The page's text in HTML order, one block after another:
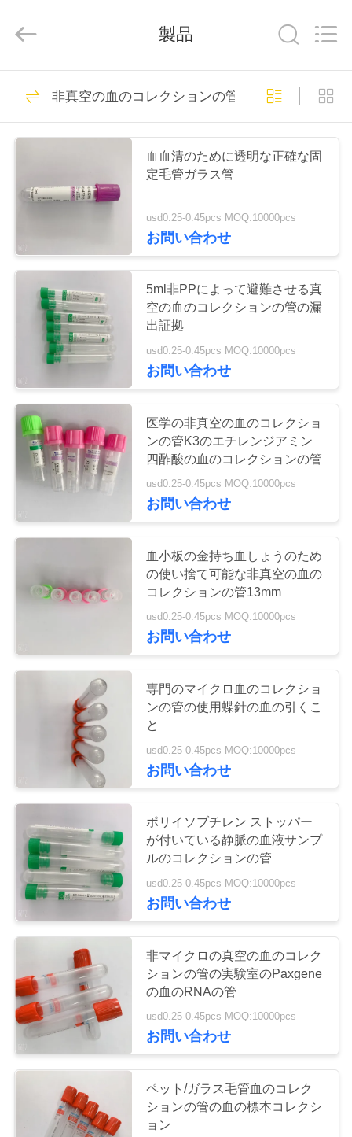
プ
ト
に
つ
て
工
に
連
し
な
さ
Hangzhou
Ciping
Reserved.
管を集める血
真空の血のコレク
ションの管
52
非真空の血のコレ
クションの管
25
ウイルスの見本抽
出管
明白な血のコレク
ションの管
ゲルおよび血塊の
活性剤の管
38
製品
非真空の血のコレクションの管
血血清のために透明な正確な固
定毛管ガラス管
usd0.25-0.45pcs MOQ:10000pcs
お問い合わせ
5ml非PPによって避難させる真
空の血のコレクションの管の漏
出証拠
usd0.25-0.45pcs MOQ:10000pcs
お問い合わせ
医学の非真空の血のコレクショ
ンの管K3のエチレンジアミン
四酢酸の血のコレクションの管
usd0.25-0.45pcs MOQ:10000pcs
お問い合わせ
血小板の金持ち血しょうのため
の使い捨て可能な非真空の血の
コレクションの管13mm
usd0.25-0.45pcs MOQ:10000pcs
お問い合わせ
専門のマイクロ血のコレクショ
ンの管の使用蝶針の血の引くこ
と
usd0.25-0.45pcs MOQ:10000pcs
お問い合わせ
ポリイソブチレン ストッパー
が付いている静脈の血液サンプ
ルのコレクションの管
usd0.25-0.45pcs MOQ:10000pcs
お問い合わせ
非マイクロの真空の血のコレク
ションの管の実験室のPaxgene
の血のRNAの管
usd0.25-0.45pcs MOQ:10000pcs
お問い合わせ
ペット/ガラス毛管血のコレク
ションの管の血の標本コレクシ
ョン